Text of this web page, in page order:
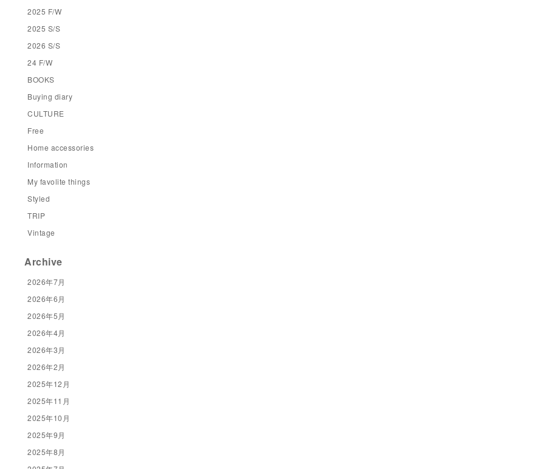
2025 F/W
2025 S/S
2026 S/S
24 F/W
BOOKS
Buying diary
CULTURE
Free
Home accessories
Information
My favolite things
Styled
TRIP
Vintage
Archive
2026年7月
2026年6月
2026年5月
2026年4月
2026年3月
2026年2月
2025年12月
2025年11月
2025年10月
2025年9月
2025年8月